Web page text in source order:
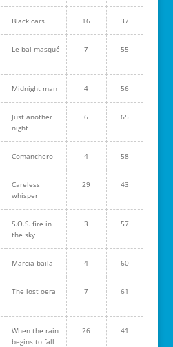
Black cars 16 37
Le bal masqué 7 55
Midnight man 4 56
Just another
night
6 65
Comanchero 4 58
Careless
whisper
29 43
S.O.S. fire in
the sky
3 57
Marcia baïla 4 60
The lost oera 7 61
When the rain
begins to fall
26 41